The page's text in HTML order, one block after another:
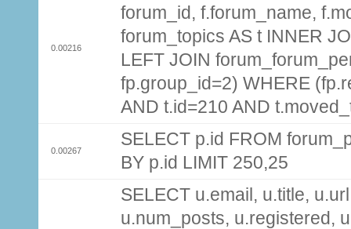
0.00216
forum_id, f.forum_name,
forum_topics AS t INNER
LEFT JOIN
fp.group_id=2) WHERE
AND t.id=210 AND
0.00267
SELECT p.id FROM
BY p.id LIMIT 250,25
SELECT u.email, u.title,
u.num_posts, u.registered,